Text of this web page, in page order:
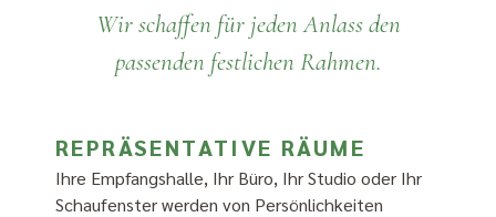
Wir schaffen für jeden Anlass den
passenden festlichen Rahmen.
REPRÄSENTATIVE RÄUME
Ihre Empfangshalle, Ihr Büro, Ihr Studio oder Ihr
Schaufenster werden von Persönlichkeiten